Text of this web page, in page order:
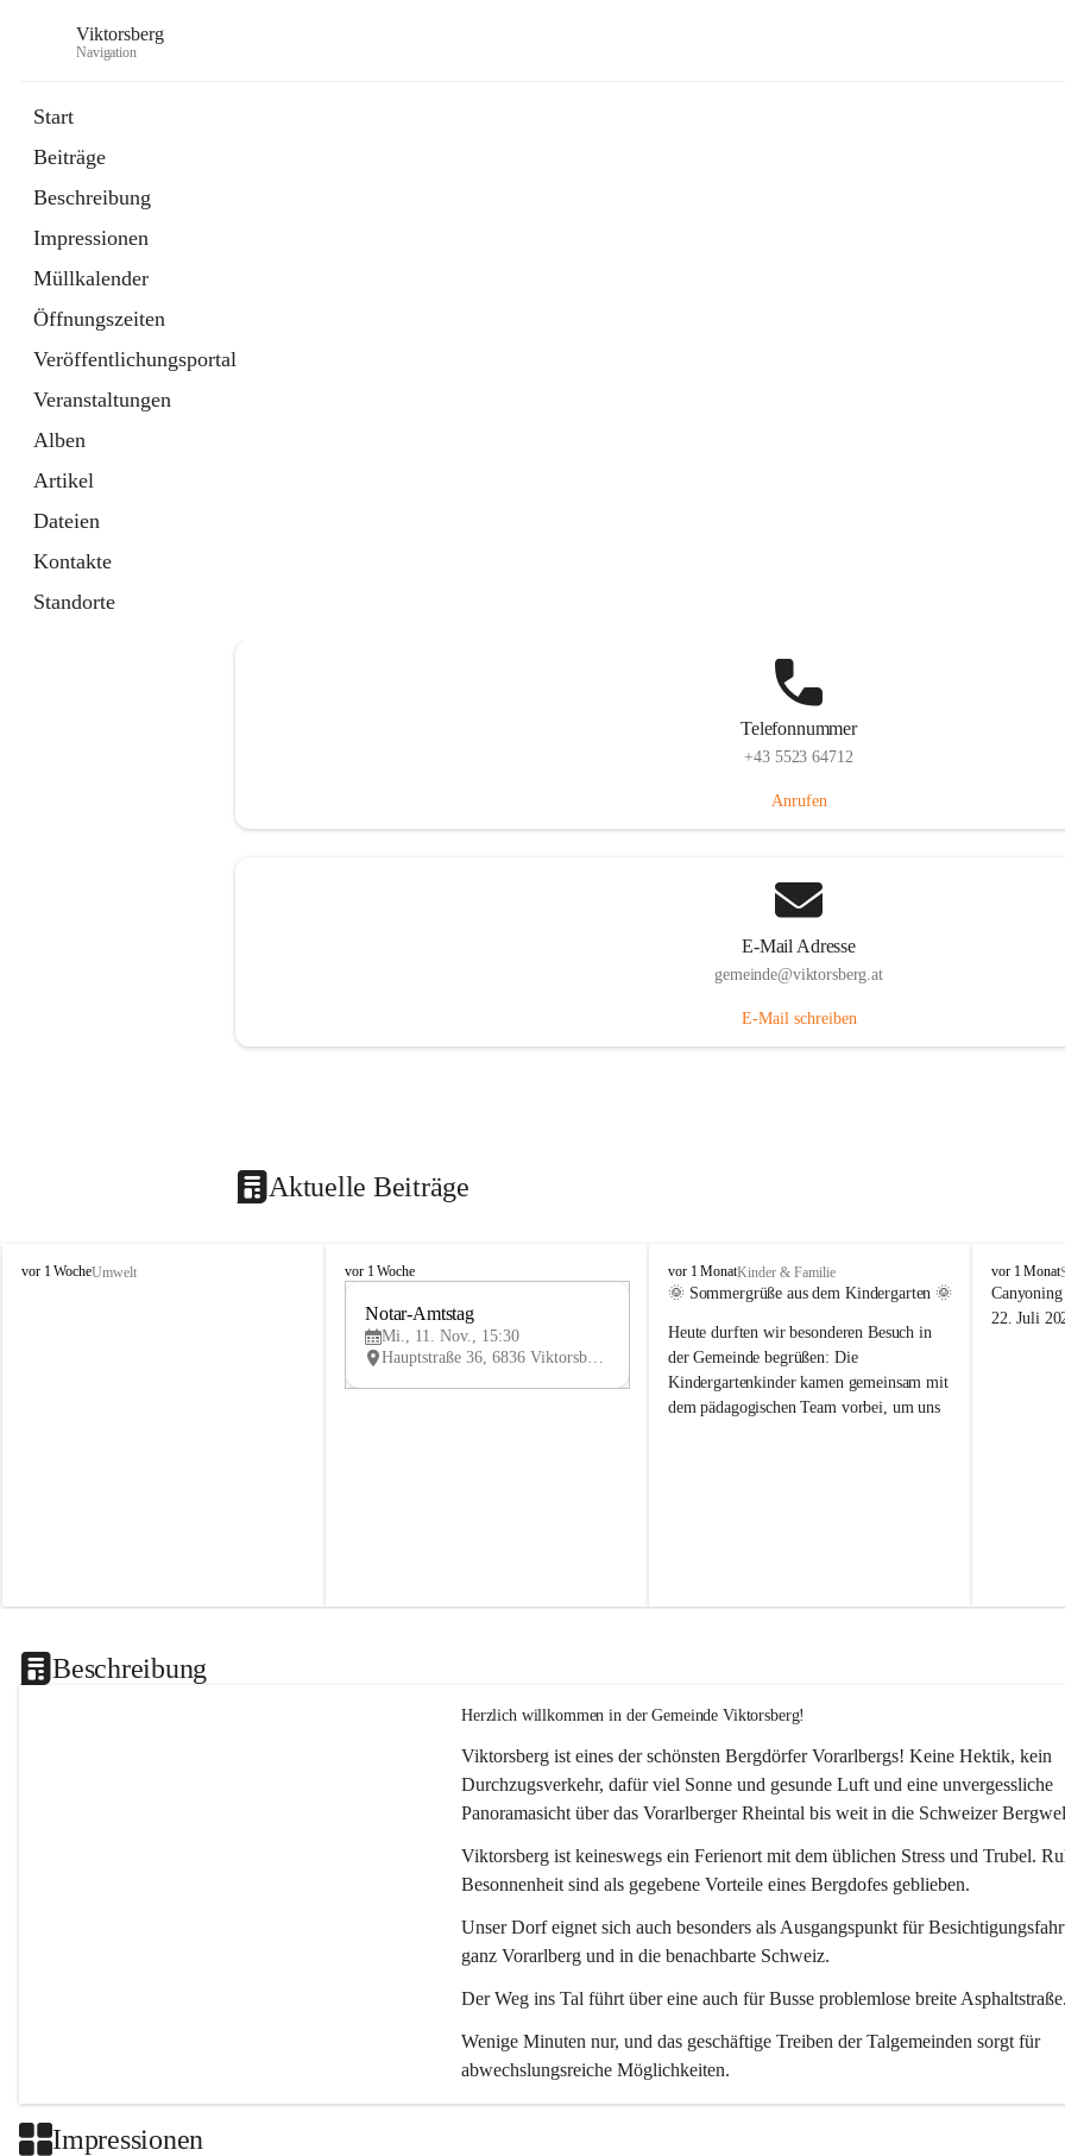
Viktorsberg
Navigation
Start
Beiträge
Beschreibung
Impressionen
Müllkalender
Öffnungszeiten
Veröffentlichungsportal
Veranstaltungen
Alben
Artikel
Dateien
Kontakte
Standorte
Telefonnummer
+43 5523 64712
Anrufen
E-Mail Adresse
gemeinde@viktorsberg.at
E-Mail schreiben
Aktuelle Beiträge
V
vor 1 WocheUmwelt
V
vor 1 Woche
V
Notar-Amtstag
Mi., 11. Nov., 15:30
Hauptstraße 36, 6836 Viktorsberg, AUT
V
i
t
o
r
s
vor 1 MonatKinder & Familie
🌞 Sommergrüße aus dem Kindergarten 🌞
Heute durften wir besonderen Besuch in
der Gemeinde begrüßen: Die
Kindergartenkinder kamen gemeinsam mit
dem pädagogischen Team vorbei, um uns
V
i
k
vor 1 Monat
22. Juli
Beschreibung
Herzlich willkommen in der Gemeinde Viktorsberg!
Viktorsberg ist eines der schönsten Bergdörfer Vorarlbergs! Keine Hektik, kein
Durchzugsverkehr, dafür viel Sonne und gesunde Luft und eine unvergessliche
Panoramasicht über das Vorarlberger Rheintal bis weit in die Schweizer
Viktorsberg ist keineswegs ein Ferienort mit dem üblichen Stress und Trubel.
Besonnenheit sind als gegebene Vorteile eines Bergdofes geblieben.
Unser Dorf eignet sich auch besonders als Ausgangspunkt für
ganz Vorarlberg und in die benachbarte Schweiz.
Der Weg ins Tal führt über eine auch für Busse problemlose breite
Wenige Minuten nur, und das geschäftige Treiben der Talgemeinden sorgt für
abwechslungsreiche Möglichkeiten.
Impressionen